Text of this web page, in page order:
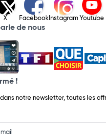
X Facebook Instagram Youtube
de nous
!
notre newsletter, toutes les